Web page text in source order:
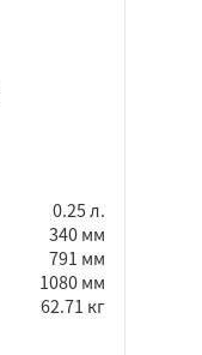
0.25 л.
340 мм
791 мм
1080 мм
62.71 кг